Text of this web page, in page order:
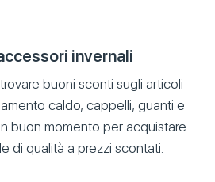
invernali
buoni sconti sugli articoli
caldo, cappelli, guanti e
buon momento per acquistare
di qualità a prezzi scontati.